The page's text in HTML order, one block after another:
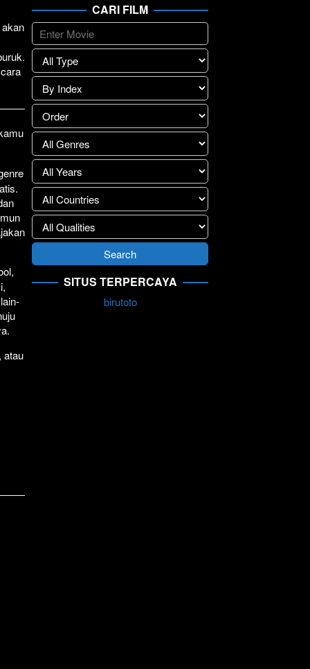
atau
CARI FILM
SITUS TERPERCAYA
birutoto